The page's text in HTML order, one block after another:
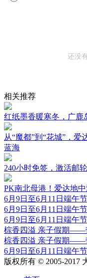
还没
相关推荐
红纸墨香暖寒冬，广鹿
从“魔都”到“花城”，
蓝海
240小时免签，激活邮
PK南北母港！爱达地
6月9日至6月11日端午
6月9日至6月11日端午
6月9日至6月11日端午
棕香四溢 亲子假期——
棕香四溢 亲子假期——
6月9日至6月11日端午
版权所有 © 2005-2017